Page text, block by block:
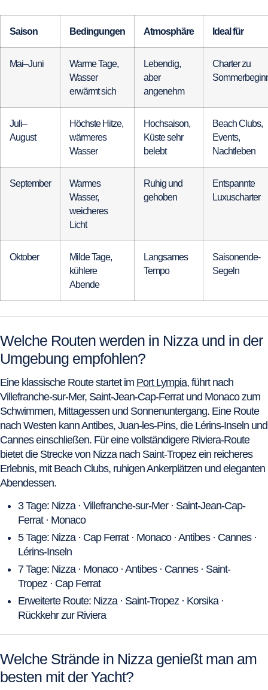
Saison Bedingungen Atmosphäre Ideal für
Mai–Juni
Warme Tage,
Wasser
erwärmt sich
Lebendig,
aber
angenehm
Charter zu
Juli–
August
Höchste Hitze,
wärmeres
Wasser
Hochsaison,
Küste sehr
belebt
Beach Clubs,
Events,
Nachtleben
September
Warmes
Wasser,
weicheres
Licht
Ruhig und
gehoben
Entspannte
Luxuscharter
Oktober
Milde Tage,
kühlere
Abende
Langsames
Tempo
Saisonende-
Segeln
Welche Routen werden in Nizza und in der
Umgebung empfohlen?
Eine klassische Route startet im Port Lympia, führt nach
Villefranche-sur-Mer, Saint-Jean-Cap-Ferrat und Monaco zum
Schwimmen, Mittagessen und Sonnenuntergang. Eine Route
nach Westen kann Antibes, Juan-les-Pins, die Lérins-Inseln und
Cannes einschließen. Für eine vollständigere Riviera-Route
bietet die Strecke von Nizza nach Saint-Tropez ein reicheres
Erlebnis, mit Beach Clubs, ruhigen Ankerplätzen und eleganten
Abendessen.
3 Tage: Nizza · Villefranche-sur-Mer · Saint-Jean-Cap-
Ferrat · Monaco
5 Tage: Nizza · Cap Ferrat · Monaco · Antibes · Cannes ·
Lérins-Inseln
7 Tage: Nizza · Monaco · Antibes · Cannes · Saint-
Tropez · Cap Ferrat
Erweiterte Route: Nizza · Saint-Tropez · Korsika ·
Rückkehr zur Riviera
Welche Strände in Nizza genießt man am
besten mit der Yacht?